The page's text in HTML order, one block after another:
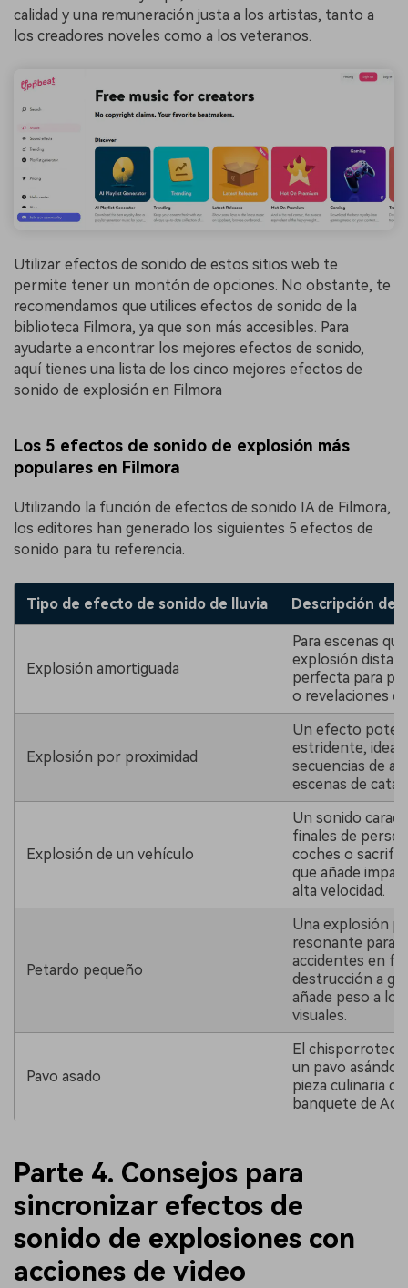
calidad y una remuneración justa a los artistas, tanto a
los creadores noveles como a los veteranos.
Utilizar efectos de sonido de estos sitios web te
permite tener un montón de opciones. No obstante, te
recomendamos que utilices efectos de sonido de la
biblioteca Filmora, ya que son más accesibles. Para
ayudarte a encontrar los mejores efectos de sonido,
aquí tienes una lista de los cinco mejores efectos de
sonido de explosión en Filmora
Los 5 efectos de sonido de explosión más
populares en Filmora
Utilizando la función de efectos de sonido IA de Filmora,
los editores han generado los siguientes 5 efectos de
sonido para tu referencia.
Tipo de efecto de sonido de lluvia Descripción
Explosión amortiguada
Para escenas
explosión
perfecta para
o revelaciones
Explosión por proximidad
Un efecto
estridente, ideal
secuencias de
escenas de
Explosión de un vehículo
Un sonido
finales de
coches o
que añade
alta velocidad.
Petardo pequeño
Una explosión
resonante para
accidentes en
destrucción a
añade peso a
visuales.
Pavo asado
El chisporroteo
un pavo
pieza culinaria
banquete de
Parte 4. Consejos para
sincronizar efectos de
sonido de explosiones con
acciones de video